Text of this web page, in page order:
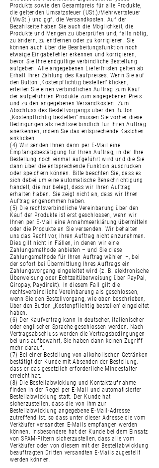
Produkts sowie den Gesamtpreis für alle Produkte,
die geltenden Umsatzsteuer (USt.)/Mehrwertsteuer
(MwSt.) und ggf. die Versandkosten. Auf der
Bezahlseite haben Sie auch die Möglichkeit, die
Produkte und Mengen zu überprüfen und, falls nötig,
zu ändern, zu entfernen oder zu korrigieren. Sie
können auch über die Bearbeitungsfunktion noch
etwaige Eingabefehler erkennen und korrigieren,
bevor Sie Ihre endgültige verbindliche Bestellung
aufgeben. Alle angegebenen Lieferfristen gelten ab
Erhalt Ihrer Zahlung des Kaufpreises. Wenn Sie auf
den Button „Kostenpflichtig bestellen“ klicken,
erteilen Sie einen verbindlichen Auftrag zum Kauf
der aufgeführten Produkte zum angegebenen Preis
und zu den angegebenen Versandkosten. Zum
Abschluss des Bestellvorgangs über den Button
„Kostenpflichtig bestellen“ müssen Sie vorher diese
Bedingungen als rechtsverbindlich für Ihren Auftrag
anerkennen, indem Sie das entsprechende Kästchen
anklicken.
(4) Wir senden Ihnen dann per E-Mail eine
Empfangsbestätigung für Ihren Auftrag, in der Ihre
Bestellung noch einmal aufgeführt wird und die Sie
dann über die entsprechende Funktion ausdrucken
oder speichern können. Bitte beachten Sie, dass es
sich dabei um eine automatische Benachrichtigung
handelt, die nur belegt, dass wir Ihren Auftrag
erhalten haben. Sie zeigt nicht an, dass wir Ihren
Auftrag angenommen haben.
(5) Die rechtsverbindliche Vereinbarung über den
Kauf der Produkte ist erst geschlossen, wenn wir
Ihnen per E-Mail eine Annahmeerklärung übermitteln
oder die Produkte an Sie versenden. Wir behalten
uns das Recht vor, Ihren Auftrag nicht anzunehmen.
Dies gilt nicht in Fällen, in denen wir eine
Zahlungsmethode anbieten – und Sie diese
Zahlungsmethode für Ihren Auftrag wählen –, bei
der sofort bei Übermittlung Ihres Auftrags ein
Zahlungsvorgang eingeleitet wird (z. B. elektronische
Überweisung oder Echtzeitüberweisung über PayPal,
Giropay, Paydirekt). In diesem Fall gilt die
rechtsverbindliche Vereinbarung als geschlossen,
wenn Sie den Bestellvorgang, wie oben beschrieben,
über den Button „Kostenpflichtig bestellen“ eingeleitet
haben.
(6) Der Kaufvertrag kann in deutscher, italienischer
oder englischer Sprache geschlossen werden. Nach
Vertragsabschluss werden die Vertragsbedingungen
bei uns aufbewahrt, Sie haben dann keinen Zugriff
mehr darauf.
(7) Bei einer Bestellung von alkoholischen Getränken
bestätigt der Kunde mit Absenden der Bestellung,
dass er das gesetzlich erforderliche Mindestalter
erreicht hat.
(8) Die Bestellabwicklung und Kontaktaufnahme
finden in der Regel per E-Mail und automatisierter
Bestellabwicklung statt. Der Kunde hat
sicherzustellen, dass die von ihm zur
Bestellabwicklung angegebene E-Mail-Adresse
zutreffend ist, so dass unter dieser Adresse die vom
Verkäufer versandten E-Mails empfangen werden
können. Insbesondere hat der Kunde bei dem Einsatz
von SPAM-Filtern sicherzustellen, dass alle vom
Verkäufer oder von diesem mit der Bestellabwicklung
beauftragten Dritten versandten E-Mails zugestellt
werden können.